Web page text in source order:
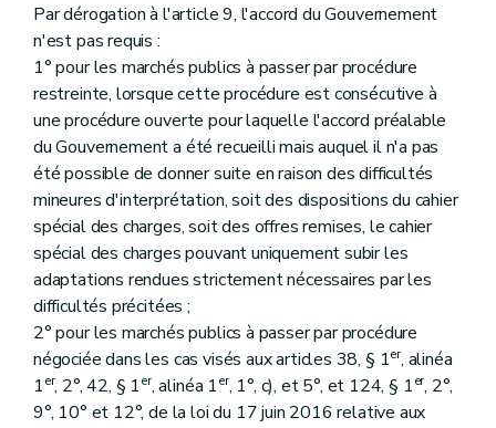
Par dérogation à l'article 9, l'accord du Gouvernement
n'est pas requis :
1° pour les marchés publics à passer par procédure
restreinte, lorsque cette procédure est consécutive à
une procédure ouverte pour laquelle l'accord préalable
du Gouvernement a été recueilli mais auquel il n'a pas
été possible de donner suite en raison des difficultés
mineures d'interprétation, soit des dispositions du cahier
spécial des charges, soit des offres remises, le cahier
spécial des charges pouvant uniquement subir les
adaptations rendues strictement nécessaires par les
difficultés précitées ;
2° pour les marchés publics à passer par procédure
négociée dans les cas visés aux articles 38, § 1er, alinéa
1er, 2°, 42, § 1er, alinéa 1er, 1°, c), et 5°, et 124, § 1er, 2°,
9°, 10° et 12°, de la loi du 17 juin 2016 relative aux